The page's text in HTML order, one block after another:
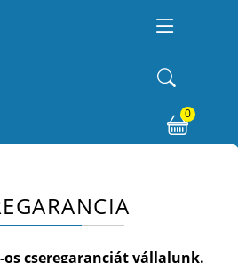
0
os cseregaranciát vállalunk.